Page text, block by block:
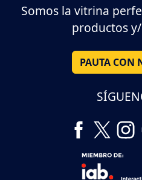
Somos la vitrina
productos
PAUTA CON